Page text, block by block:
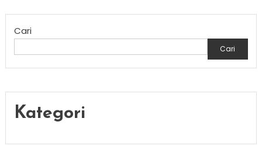
Cari
Cari
Kategori